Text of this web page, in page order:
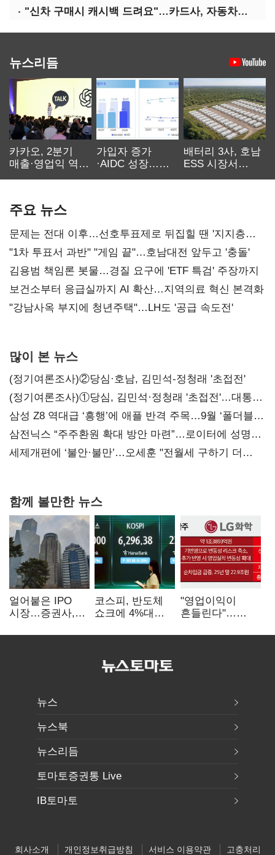
"신차 구매시 캐시백 드려요"…카드사, 자동차금융 마케팅
뉴스리듬
카카오, 2분기
매출·영업익 역대
가입자 증가
·AIDC 성장…
배터리 3사, 호남
ESS 시장서
주요 뉴스
문제는 전대 이후…선호투표제로 뒤집힐 땐 '지지층
불복'
"1차 투표서 과반" "게임 끝"…호남대전 앞두고 '충돌'
김용범 책임론 봇물…경질 요구에 'ETF 특검' 주장까지
보건소부터 응급실까지 AI 확산…지역의료 혁신 본격화
"강남사옥 부지에 청년주택"…LH도 '공급 속도전'
많이 본 뉴스
(정기여론조사)②당심·호남, 김민석-정청래 '초접전'
(정기여론조사)①당심, 김민석·정청래 '초접전'…대통령
지지도 '50% 아래로'(종합)
삼성 Z8 역대급 ‘흥행’에 애플 반격 주목…9월 ‘폴더블
대전’
삼전닉스 “주주환원 확대 방안 마련”…로이터에 성명
보내
세제개편에 ‘불안·불만’…오세훈 "전월세 구하기 더
함께 볼만한 뉴스
얼어붙은 IPO
시장…증권사,
전쟁' 기대
코스피, 반도체
쇼크에 4%대
5거래일째 상승
"영업이익이
흔들린다"…
18에 취약
뉴스
뉴스북
뉴스리듬
토마토증권통 Live
IB토마토
회사소개 개인정보취급방침 서비스 이용약관 고충처리